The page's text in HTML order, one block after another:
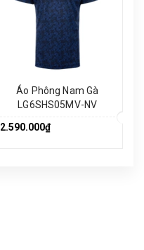
Áo Phông Nam Gà
LG6SHS05MV-NV
2.590.000₫